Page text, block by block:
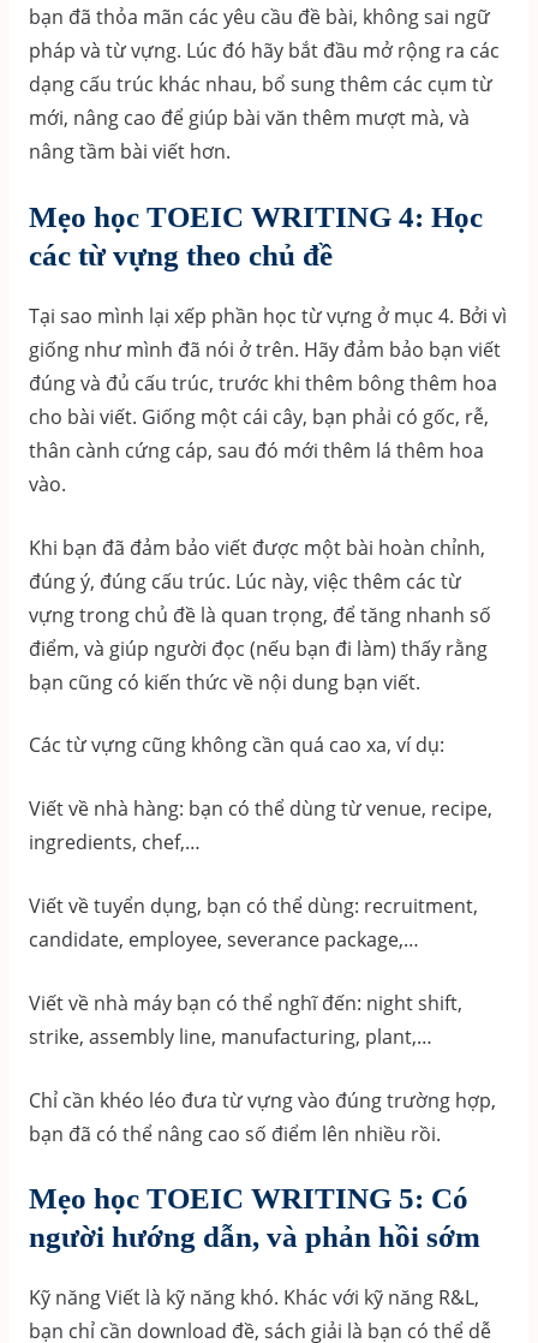
bạn đã thỏa mãn các yêu cầu đề bài, không sai ngữ
pháp và từ vựng. Lúc đó hãy bắt đầu mở rộng ra các
dạng cấu trúc khác nhau, bổ sung thêm các cụm từ
mới, nâng cao để giúp bài văn thêm mượt mà, và
nâng tầm bài viết hơn.
Mẹo học TOEIC WRITING 4: Học
các từ vựng theo chủ đề
Tại sao mình lại xếp phần học từ vựng ở mục 4. Bởi vì
giống như mình đã nói ở trên. Hãy đảm bảo bạn viết
đúng và đủ cấu trúc, trước khi thêm bông thêm hoa
cho bài viết. Giống một cái cây, bạn phải có gốc, rễ,
thân cành cứng cáp, sau đó mới thêm lá thêm hoa
vào.
Khi bạn đã đảm bảo viết được một bài hoàn chỉnh,
đúng ý, đúng cấu trúc. Lúc này, việc thêm các từ
vựng trong chủ đề là quan trọng, để tăng nhanh số
điểm, và giúp người đọc (nếu bạn đi làm) thấy rằng
bạn cũng có kiến thức về nội dung bạn viết.
Các từ vựng cũng không cần quá cao xa, ví dụ:
Viết về nhà hàng: bạn có thể dùng từ venue, recipe,
ingredients, chef,…
Viết về tuyển dụng, bạn có thể dùng: recruitment,
candidate, employee, severance package,…
Viết về nhà máy bạn có thể nghĩ đến: night shift,
strike, assembly line, manufacturing, plant,…
Chỉ cần khéo léo đưa từ vựng vào đúng trường hợp,
bạn đã có thể nâng cao số điểm lên nhiều rồi.
Mẹo học TOEIC WRITING 5: Có
người hướng dẫn, và phản hồi sớm
Kỹ năng Viết là kỹ năng khó. Khác với kỹ năng R&L,
bạn chỉ cần download đề, sách giải là bạn có thể dễ